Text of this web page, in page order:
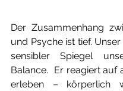
Der Zusammenhang
und Psyche ist tief.
sensibler Spiegel
Balance.  Er reagiert auf
erleben – körperlich